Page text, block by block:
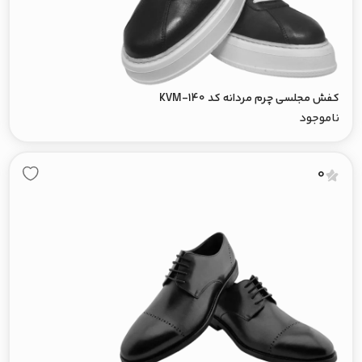
کفش مجلسی چرم مردانه کد KVM-140
ناموجود
0